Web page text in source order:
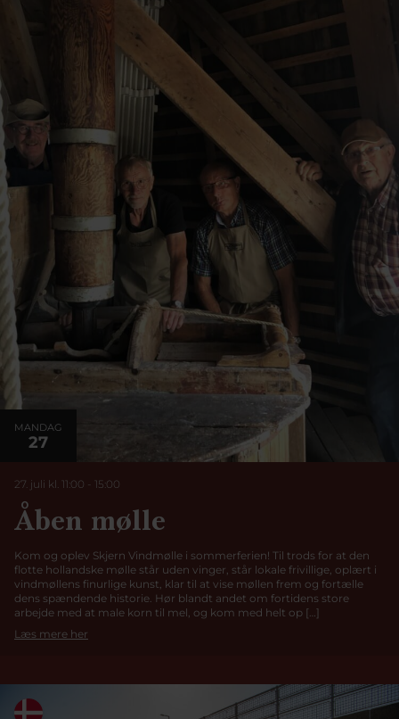
MANDAG
27
27. juli kl. 11:00 - 15:00
Åben mølle
Kom og oplev Skjern Vindmølle i sommerferien! Til trods for at den
flotte hollandske mølle står uden vinger, står lokale frivillige, oplært i
vindmøllens finurlige kunst, klar til at vise møllen frem og fortælle
dens spændende historie. Hør blandt andet om fortidens store
arbejde med at male korn til mel, og kom med helt op […]
Læs mere her